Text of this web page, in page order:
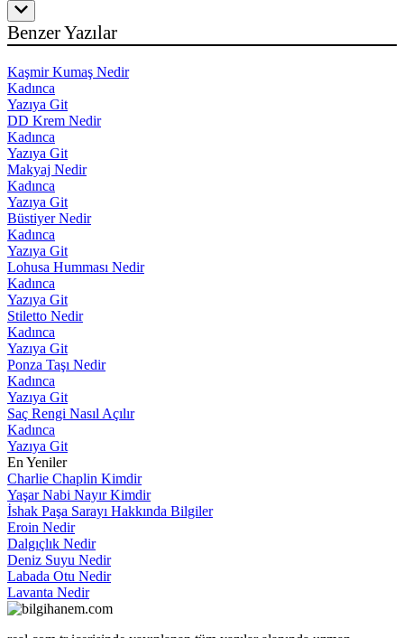
Benzer Yazılar
Kaşmir Kumaş Nedir
Kadınca
Yazıya Git
DD Krem Nedir
Kadınca
Yazıya Git
Makyaj Nedir
Kadınca
Yazıya Git
Büstiyer Nedir
Kadınca
Yazıya Git
Lohusa Humması Nedir
Kadınca
Yazıya Git
Stiletto Nedir
Kadınca
Yazıya Git
Ponza Taşı Nedir
Kadınca
Yazıya Git
Saç Rengi Nasıl Açılır
Kadınca
Yazıya Git
En Yeniler
Charlie Chaplin Kimdir
Yaşar Nabi Nayır Kimdir
İshak Paşa Sarayı Hakkında Bilgiler
Eroin Nedir
Dalgıçlık Nedir
Deniz Suyu Nedir
Labada Otu Nedir
Lavanta Nedir